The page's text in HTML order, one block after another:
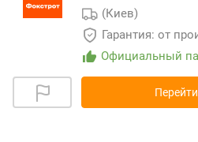
(Киев)
Гарантия: от
Официальный